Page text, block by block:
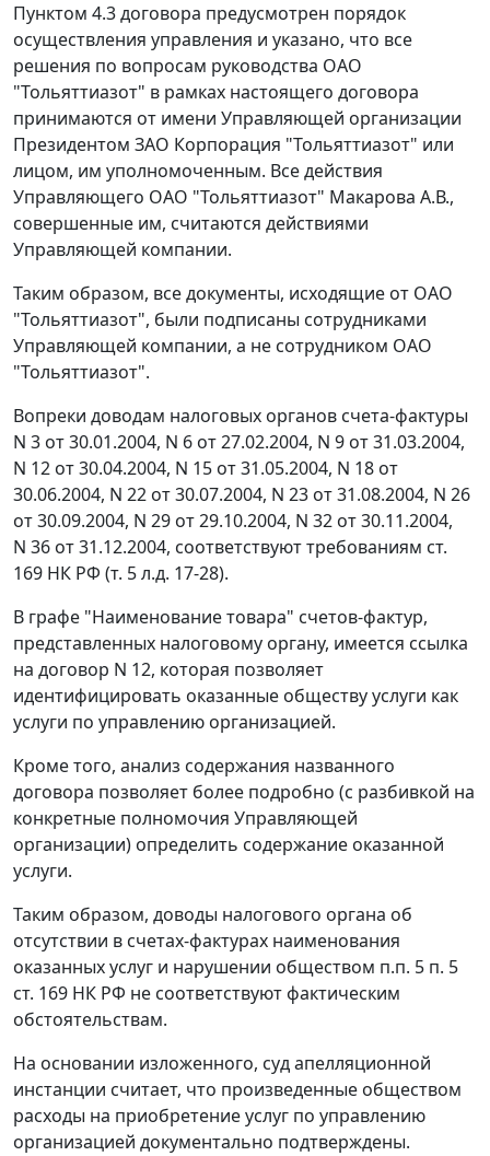
Пунктом 4.3 договора предусмотрен порядок
осуществления управления и указано, что все
решения по вопросам руководства ОАО
"Тольяттиазот" в рамках настоящего договора
принимаются от имени Управляющей организации
Президентом ЗАО Корпорация "Тольяттиазот" или
лицом, им уполномоченным. Все действия
Управляющего ОАО "Тольяттиазот" Макарова А.В.,
совершенные им, считаются действиями
Управляющей компании.
Таким образом, все документы, исходящие от ОАО
"Тольяттиазот", были подписаны сотрудниками
Управляющей компании, а не сотрудником ОАО
"Тольяттиазот".
Вопреки доводам налоговых органов счета-фактуры
N 3 от 30.01.2004, N 6 от 27.02.2004, N 9 от 31.03.2004,
N 12 от 30.04.2004, N 15 от 31.05.2004, N 18 от
30.06.2004, N 22 от 30.07.2004, N 23 от 31.08.2004, N 26
от 30.09.2004, N 29 от 29.10.2004, N 32 от 30.11.2004,
N 36 от 31.12.2004, соответствуют требованиям ст.
169 НК РФ (т. 5 л.д. 17-28).
В графе "Наименование товара" счетов-фактур,
представленных налоговому органу, имеется ссылка
на договор N 12, которая позволяет
идентифицировать оказанные обществу услуги как
услуги по управлению организацией.
Кроме того, анализ содержания названного
договора позволяет более подробно (с разбивкой на
конкретные полномочия Управляющей
организации) определить содержание оказанной
услуги.
Таким образом, доводы налогового органа об
отсутствии в счетах-фактурах наименования
оказанных услуг и нарушении обществом п.п. 5 п. 5
ст. 169 НК РФ не соответствуют фактическим
обстоятельствам.
На основании изложенного, суд апелляционной
инстанции считает, что произведенные обществом
расходы на приобретение услуг по управлению
организацией документально подтверждены.